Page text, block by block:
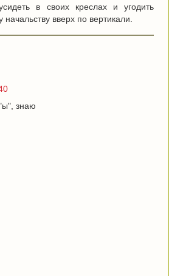
в своих креслах и угодить
вверх по вертикали.
знаю